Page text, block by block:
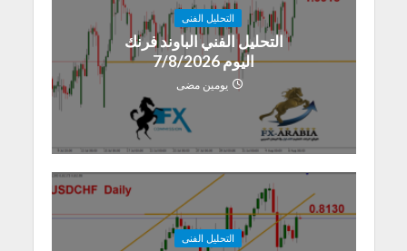
التحليل الفنى
التحليل الفني الباوند فرنك
اليوم 7/8/2026
يومين مضى
التحليل الفنى